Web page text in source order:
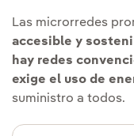
Las microrredes
accesible y
hay redes
exige el uso de
suministro a todos.